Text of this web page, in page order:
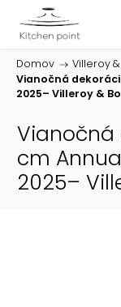
Domov / Villeroy &
Vianočná
2025– Villeroy &
Vianočná
cm
2025–